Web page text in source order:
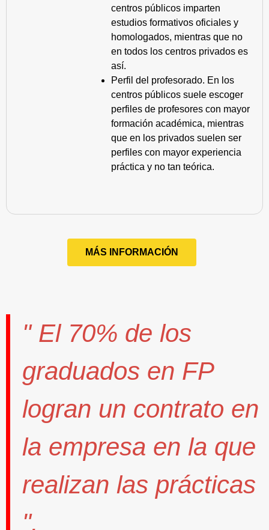
centros públicos imparten
estudios formativos oficiales y
homologados, mientras que no
en todos los centros privados es
así.
Perfil del profesorado. En los
centros públicos suele escoger
perfiles de profesores con mayor
formación académica, mientras
que en los privados suelen ser
perfiles con mayor experiencia
práctica y no tan teórica.
MÁS INFORMACIÓN
" El 70% de los
graduados en FP
logran un contrato en
la empresa en la que
realizan las prácticas
".